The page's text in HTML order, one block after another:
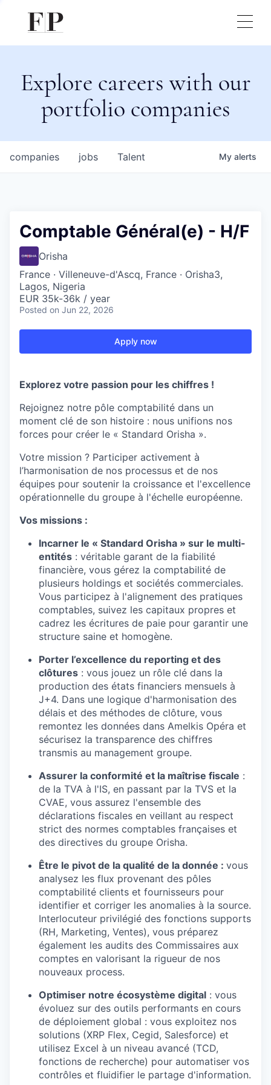
Explore careers with our
portfolio companies
jobs
companies Talent My alerts
Comptable Général(e) - H/F
Orisha
France · Villeneuve-d'Ascq, France · Orisha3,
Lagos, Nigeria
EUR 35k-36k / year
Posted on Jun 22, 2026
Apply now
Explorez votre passion pour les chiffres !
Rejoignez notre pôle comptabilité dans un
moment clé de son histoire : nous unifions nos
forces pour créer le « Standard Orisha ».
Votre mission ? Participer activement à
l’harmonisation de nos processus et de nos
équipes pour soutenir la croissance et l'excellence
opérationnelle du groupe à l'échelle européenne.
Vos missions :
Incarner le « Standard Orisha » sur le multi-
entités : véritable garant de la fiabilité
financière, vous gérez la comptabilité de
plusieurs holdings et sociétés commerciales.
Vous participez à l'alignement des pratiques
comptables, suivez les capitaux propres et
cadrez les écritures de paie pour garantir une
structure saine et homogène.
Porter l’excellence du reporting et des
clôtures : vous jouez un rôle clé dans la
production des états financiers mensuels à
J+4. Dans une logique d'harmonisation des
délais et des méthodes de clôture, vous
remontez les données dans Amelkis Opéra et
sécurisez la transparence des chiffres
transmis au management groupe.
Assurer la conformité et la maîtrise fiscale :
de la TVA à l'IS, en passant par la TVS et la
CVAE, vous assurez l'ensemble des
déclarations fiscales en veillant au respect
strict des normes comptables françaises et
des directives du groupe Orisha.
Être le pivot de la qualité de la donnée : vous
analysez les flux provenant des pôles
comptabilité clients et fournisseurs pour
identifier et corriger les anomalies à la source.
Interlocuteur privilégié des fonctions supports
(RH, Marketing, Ventes), vous préparez
également les audits des Commissaires aux
comptes en valorisant la rigueur de nos
nouveaux process.
Optimiser notre écosystème digital : vous
évoluez sur des outils performants en cours
de déploiement global : vous exploitez nos
solutions (XRP Flex, Cegid, Salesforce) et
utilisez Excel à un niveau avancé (TCD,
fonctions de recherche) pour automatiser vos
contrôles et fluidifier le partage d'information.